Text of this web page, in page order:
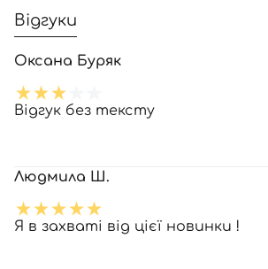
Відгуки
Оксана Буряк
Відгук без тексту
Людмила Ш.
Я в захваті від цієї новинки !